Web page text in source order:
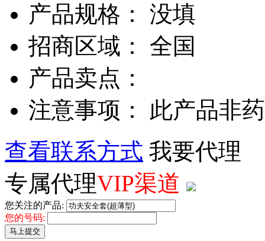
产品规格： 没填
招商区域： 全国
产品卖点：
注意事项： 此产品非
查看联系方式 我要代理
专属代理VIP渠道
您关注的产品:
您的号码:
马上提交